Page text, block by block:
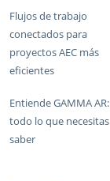
Flujos de trabajo
conectados para
proyectos AEC más
eficientes
Entiende GAMMA AR:
todo lo que necesitas
saber